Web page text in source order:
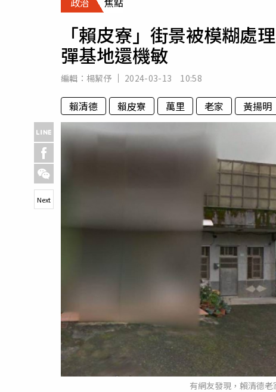
專欄
「賴皮寮」街景被模糊
彈基地還機敏
編輯： 楊絜伃 2024-03-13 10:58
賴清德 賴皮寮 萬里 老家 黃揚明
有網友發現，賴清德老
Next